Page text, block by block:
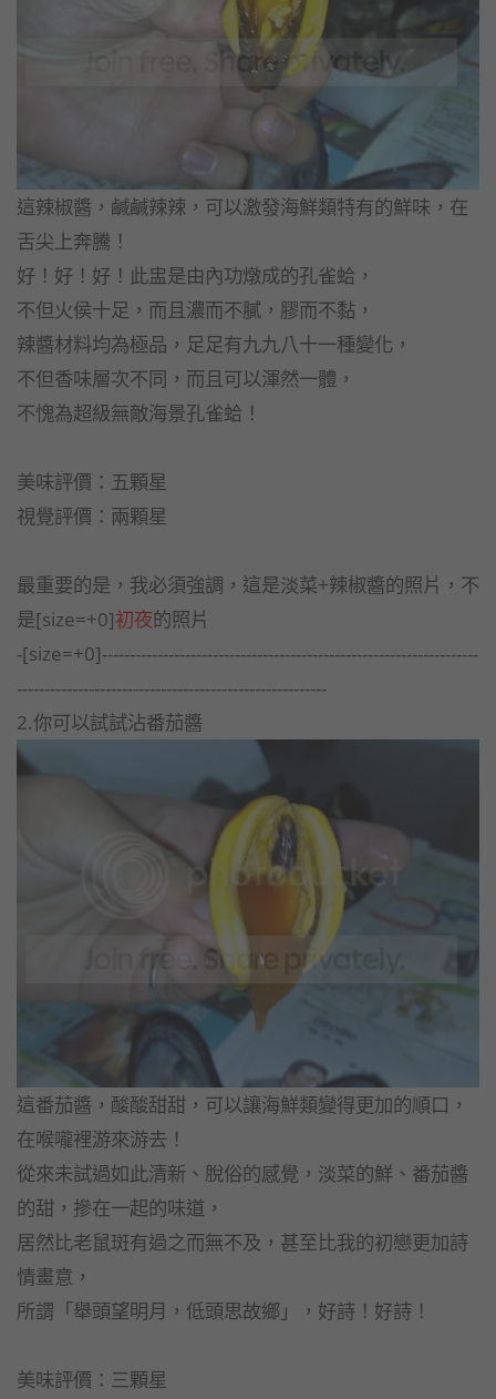
這辣椒醬，鹹鹹辣辣，可以激發海鮮類特有的鮮味，在
舌尖上奔騰！
好！好！好！此盅是由內功燉成的孔雀蛤，
不但火侯十足，而且濃而不膩，膠而不黏，
辣醬材料均為極品，足足有九九八十一種變化，
不但香味層次不同，而且可以渾然一體，
不愧為超級無敵海景孔雀蛤！
美味評價：五顆星
視覺評價：兩顆星
最重要的是，我必須強調，這是淡菜+辣椒醬的照片，不
是[size=+0]初夜的照片
-[size=+0]--------------------------------------------------------------------
--------------------------------------------------------
2.你可以試試沾番茄醬
這番茄醬，酸酸甜甜，可以讓海鮮類變得更加的順口，
在喉嚨裡游來游去！
從來未試過如此清新、脫俗的感覺，淡菜的鮮、番茄醬
的甜，摻在一起的味道，
居然比老鼠斑有過之而無不及，甚至比我的初戀更加詩
情畫意，
所謂「舉頭望明月，低頭思故鄉」，好詩！好詩！
美味評價：三顆星